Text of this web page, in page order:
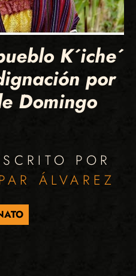
K´iche´
por
Domingo
POR
ÁLVAREZ